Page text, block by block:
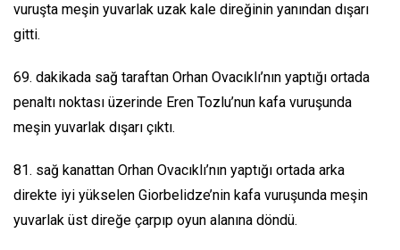
vuruşta meşin yuvarlak uzak kale direğinin yanından dışarı
gitti.
69. dakikada sağ taraftan Orhan Ovacıklı’nın yaptığı ortada
penaltı noktası üzerinde Eren Tozlu’nun kafa vuruşunda
meşin yuvarlak dışarı çıktı.
81. sağ kanattan Orhan Ovacıklı’nın yaptığı ortada arka
direkte iyi yükselen Giorbelidze’nin kafa vuruşunda meşin
yuvarlak üst direğe çarpıp oyun alanına döndü.